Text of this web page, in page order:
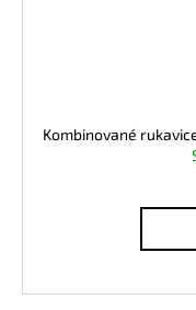
Kombinované